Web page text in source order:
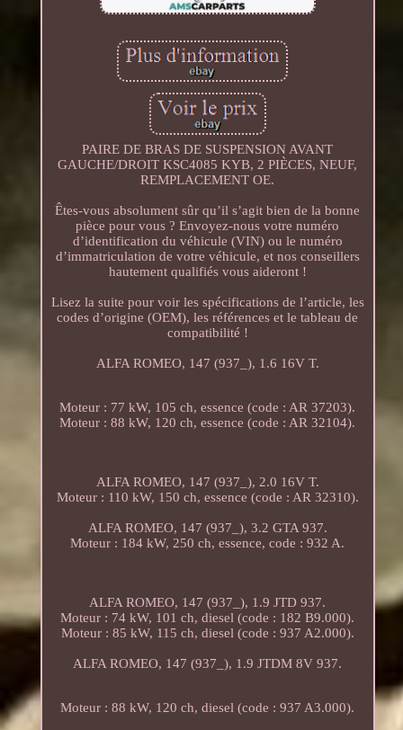
PAIRE DE BRAS DE SUSPENSION AVANT
GAUCHE/DROIT KSC4085 KYB, 2 PIÈCES, NEUF,
REMPLACEMENT OE.
Êtes-vous absolument sûr qu’il s’agit bien de la bonne
pièce pour vous ? Envoyez-nous votre numéro
d’identification du véhicule (VIN) ou le numéro
d’immatriculation de votre véhicule, et nos conseillers
hautement qualifiés vous aideront !
Lisez la suite pour voir les spécifications de l’article, les
codes d’origine (OEM), les références et le tableau de
compatibilité !
ALFA ROMEO, 147 (937_), 1.6 16V T.
Moteur : 77 kW, 105 ch, essence (code : AR 37203).
Moteur : 88 kW, 120 ch, essence (code : AR 32104).
ALFA ROMEO, 147 (937_), 2.0 16V T.
Moteur : 110 kW, 150 ch, essence (code : AR 32310).
ALFA ROMEO, 147 (937_), 3.2 GTA 937.
Moteur : 184 kW, 250 ch, essence, code : 932 A.
ALFA ROMEO, 147 (937_), 1.9 JTD 937.
Moteur : 74 kW, 101 ch, diesel (code : 182 B9.000).
Moteur : 85 kW, 115 ch, diesel (code : 937 A2.000).
ALFA ROMEO, 147 (937_), 1.9 JTDM 8V 937.
Moteur : 88 kW, 120 ch, diesel (code : 937 A3.000).